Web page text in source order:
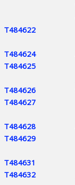
T484622
T484624
T484625
T484626
T484627
T484628
T484629
T484631
T484632